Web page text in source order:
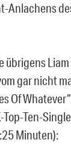
Anlachens
übrigens
gar nicht
Of
Top-Ten-
Minuten):